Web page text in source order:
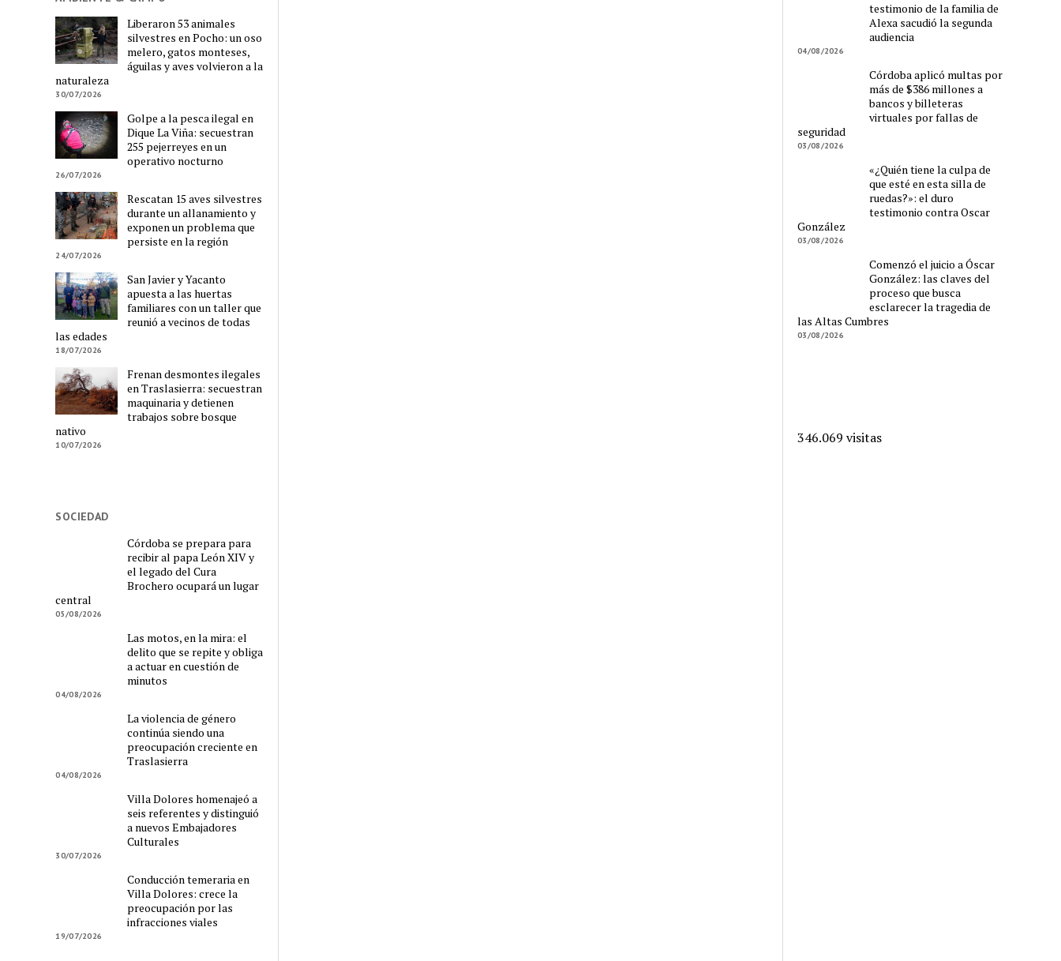
Liberaron 53 animales
silvestres en Pocho: un oso
melero, gatos monteses,
águilas y aves volvieron a la
naturaleza
30/07/2026
Golpe a la pesca ilegal en
Dique La Viña: secuestran
255 pejerreyes en un
operativo nocturno
26/07/2026
Rescatan 15 aves silvestres
durante un allanamiento y
exponen un problema que
persiste en la región
24/07/2026
San Javier y Yacanto
apuesta a las huertas
familiares con un taller que
reunió a vecinos de todas
las edades
18/07/2026
Frenan desmontes ilegales
en Traslasierra: secuestran
maquinaria y detienen
trabajos sobre bosque
nativo
10/07/2026
SOCIEDAD
Córdoba se prepara para
recibir al papa León XIV y
el legado del Cura
Brochero ocupará un lugar
central
05/08/2026
Las motos, en la mira: el
delito que se repite y obliga
a actuar en cuestión de
minutos
04/08/2026
La violencia de género
continúa siendo una
preocupación creciente en
Traslasierra
04/08/2026
Villa Dolores homenajeó a
seis referentes y distinguió
a nuevos Embajadores
Culturales
30/07/2026
Conducción temeraria en
Villa Dolores: crece la
preocupación por las
infracciones viales
19/07/2026
testimonio de la familia de
Alexa sacudió la segunda
audiencia
04/08/2026
Córdoba aplicó multas por
más de $386 millones a
bancos y billeteras
virtuales por fallas de
seguridad
03/08/2026
«¿Quién tiene la culpa de
que esté en esta silla de
ruedas?»: el duro
testimonio contra Oscar
González
03/08/2026
Comenzó el juicio a Óscar
González: las claves del
proceso que busca
esclarecer la tragedia de
las Altas Cumbres
03/08/2026
346.069 visitas